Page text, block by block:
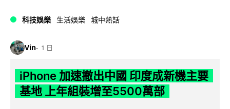
科技娛樂 生活娛樂 城中熱話
Vin 1 日
iPhone 加速撤出中國 印度成新機主要
基地 上年組裝增至5500萬部